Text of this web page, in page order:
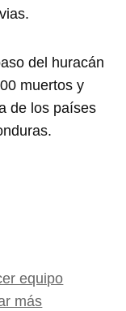
del huracán
muertos y
de los países
equipo
más